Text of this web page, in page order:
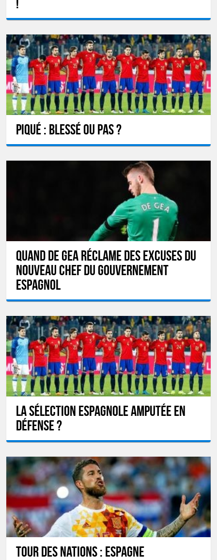
Piqué : Blessé ou pas ?
Quand De Gea réclame des excuses du
nouveau chef du gouvernement
espagnol
La sélection espagnole amputée en
défense ?
Tour des Nations : Espagne